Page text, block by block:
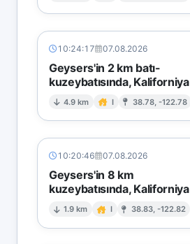
10:24:17 07.08.2026
Geysers'in 2 km batı-
kuzeybatısında, Kaliforniya
4.9 km I 38.78, -122.78
10:20:46 07.08.2026
Geysers'in 8 km
kuzeybatısında, Kaliforniya
1.9 km I 38.83, -122.82